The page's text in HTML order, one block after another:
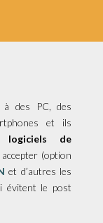
à des PC, des
et ils
logiciels de
(option
et d’autres les
évitent le post